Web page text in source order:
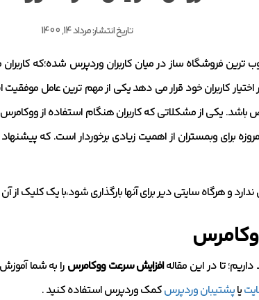
تاریخ انتشار:مرداد 14, 1400
ترین فروشگاه ساز در میان کاربران وردپرس شده؛که کاربران
اختیار کاربران خود قرار می دهد یکی از مهم ترین عامل
باشد. یکی از مشکلاتی که کاربران هنگام استفاده از
برای وبمستران از اهمیت زیادی برخوردار است. که
ندارد و هرگاه سایتی دیر برای آنها بارگذاری شود،با یک کلیک
تا در این مقالهافزایش سرعت ووکامرس را به شما
یاپشتیبان وردپرسکمک وردپرس استفاده کنید .